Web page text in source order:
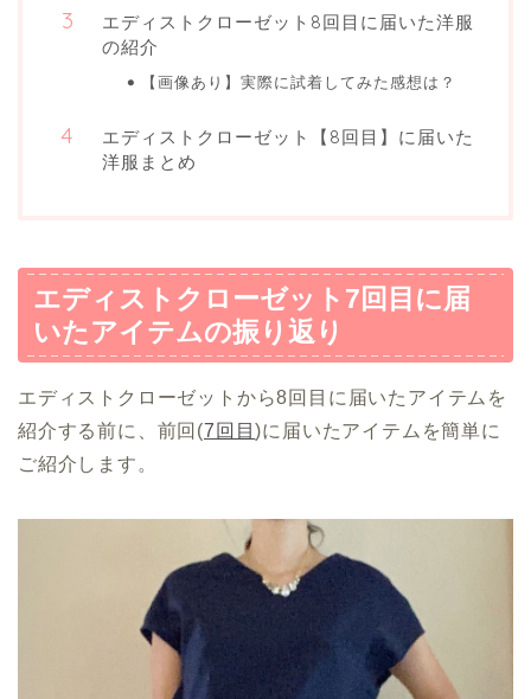
エディストクローゼット8回目に届いた洋服
の紹介
【画像あり】実際に試着してみた感想は？
エディストクローゼット【8回目】に届いた
洋服まとめ
エディストクローゼット7回目に届
いたアイテムの振り返り
エディストクローゼットから8回目に届いたアイテムを
紹介する前に、前回(7回目)に届いたアイテムを簡単に
ご紹介します。